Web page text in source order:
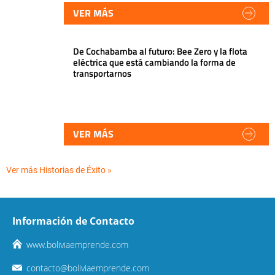
VER MÁS
De Cochabamba al futuro: Bee Zero y la flota
eléctrica que está cambiando la forma de
transportarnos
VER MÁS
Ver más Historias de Éxito »
Información de Contacto
www.boliviaemprende.com
contacto@boliviaemprende.com